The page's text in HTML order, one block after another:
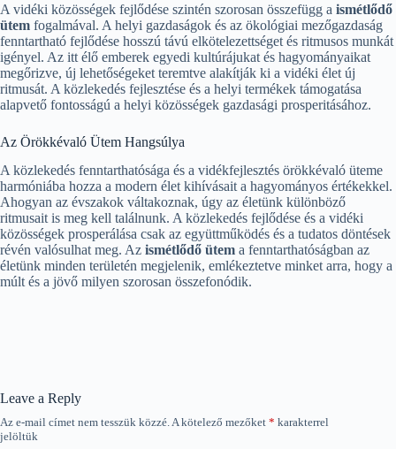
A vidéki közösségek fejlődése szintén szorosan összefügg a ismétlődő
ütem fogalmával. A helyi gazdaságok és az ökológiai mezőgazdaság
fenntartható fejlődése hosszú távú elkötelezettséget és ritmusos munkát
igényel. Az itt élő emberek egyedi kultúrájukat és hagyományaikat
megőrizve, új lehetőségeket teremtve alakítják ki a vidéki élet új
ritmusát. A közlekedés fejlesztése és a helyi termékek támogatása
alapvető fontosságú a helyi közösségek gazdasági prosperitásához.
Az Örökkévaló Ütem Hangsúlya
A közlekedés fenntarthatósága és a vidékfejlesztés örökkévaló üteme
harmóniába hozza a modern élet kihívásait a hagyományos értékekkel.
Ahogyan az évszakok váltakoznak, úgy az életünk különböző
ritmusait is meg kell találnunk. A közlekedés fejlődése és a vidéki
közösségek prosperálása csak az együttműködés és a tudatos döntések
révén valósulhat meg. Az ismétlődő ütem a fenntarthatóságban az
életünk minden területén megjelenik, emlékeztetve minket arra, hogy a
múlt és a jövő milyen szorosan összefonódik.
Leave a Reply
Az e-mail címet nem tesszük közzé.A kötelező mezőket * karakterrel
jelöltük